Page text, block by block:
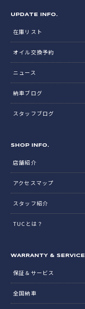
UPDATE INFO.
在庫リスト
オイル交換予約
ニュース
納車ブログ
スタッフブログ
SHOP INFO.
店舗紹介
アクセスマップ
スタッフ紹介
TUCとは？
WARRANTY & SERVICE
保証＆サービス
全国納車